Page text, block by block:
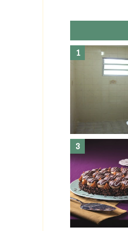
Banheiro novo por
R$300,00 ?? E sem
quebra ??( Editado)